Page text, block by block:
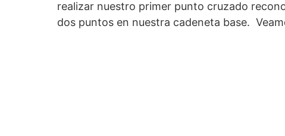
realizar nuestro primer punto cruzado
dos puntos en nuestra cadeneta base.